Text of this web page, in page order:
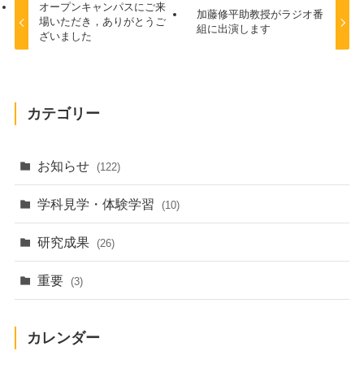
オープンキャンパスにご来
場いただき，ありがとうご
ざいました
加藤修平助教授がラジオ番
組に出演します
カテゴリー
お知らせ (122)
学科見学・体験学習 (10)
研究成果 (26)
重要 (3)
カレンダー